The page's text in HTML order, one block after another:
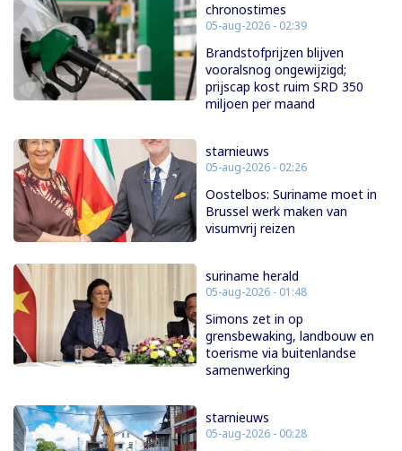
chronostimes
05-aug-2026 - 02:39
Brandstofprijzen blijven
vooralsnog ongewijzigd;
prijscap kost ruim SRD 350
miljoen per maand
starnieuws
05-aug-2026 - 02:26
Oostelbos: Suriname moet in
Brussel werk maken van
visumvrij reizen
suriname herald
05-aug-2026 - 01:48
Simons zet in op
grensbewaking, landbouw en
toerisme via buitenlandse
samenwerking
starnieuws
05-aug-2026 - 00:28